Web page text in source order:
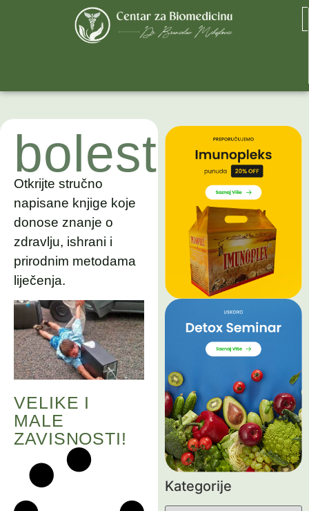
bolest
Otkrijte stručno
napisane knjige koje
donose znanje o
zdravlju, ishrani i
prirodnim metodama
liječenja.
VELIKE I
MALE
ZAVISNOSTI!
Kategorije